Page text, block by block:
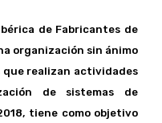
de Fabricantes de
organización sin ánimo
que realizan actividades
de sistemas de
tiene como objetivo